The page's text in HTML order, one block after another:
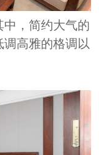
中，简约大气的
高雅的格调以